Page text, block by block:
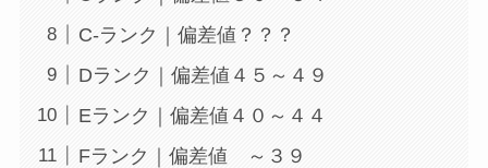
C-ランク｜偏差値？？？
Dランク｜偏差値４５～４９
Eランク｜偏差値４０～４４
Fランク｜偏差値 ～３９